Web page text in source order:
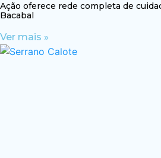
Ação oferece rede completa de
Bacabal
Ver mais »